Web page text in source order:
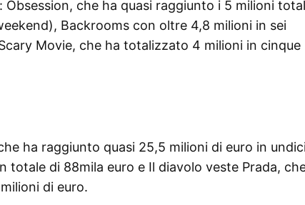
che ha quasi raggiunto i 5 milioni
Backrooms con oltre 4,8 milioni in sei
Movie, che ha totalizzato 4 milioni in cinque
ha raggiunto quasi 25,5 milioni di euro in
totale di 88mila euro e Il diavolo veste Prada,
di euro.